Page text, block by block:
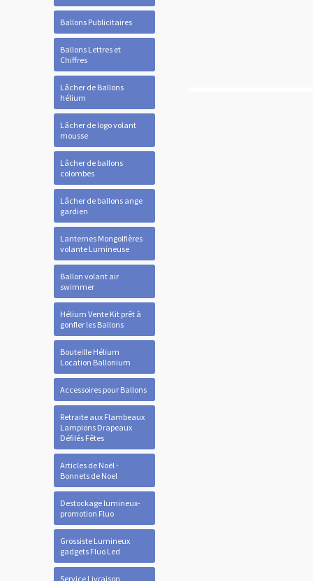
Ballons Publicitaires
Ballons Lettres et
Chiffres
Lâcher de Ballons
hélium
Lâcher de logo volant
mousse
Lâcher de ballons
colombes
Lâcher de ballons ange
gardien
Lanternes Mongolfières
volante Lumineuse
Ballon volant air
swimmer
Hélium Vente Kit prêt à
gonfler les Ballons
Bouteille Hélium
Location Ballonium
Accessoires pour Ballons
Retraite aux Flambeaux
Lampions Drapeaux
Défilés Fêtes
Articles de Noël -
Bonnets de Noel
Destockage lumineux-
promotion Fluo
Grossiste Lumineux
gadgets Fluo Led
Service Livraison